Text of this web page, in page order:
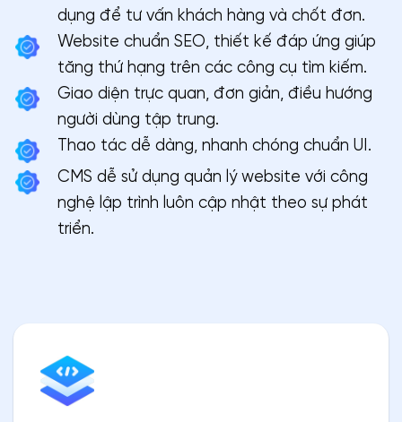
dụng để tư vấn khách hàng và chốt đơn.
Website chuẩn SEO, thiết kế đáp ứng giúp
tăng thứ hạng trên các công cụ tìm kiếm.
Giao diện trực quan, đơn giản, điều hướng
người dùng tập trung.
Thao tác dễ dàng, nhanh chóng chuẩn UI.
CMS dễ sử dụng quản lý website với công
nghệ lập trình luôn cập nhật theo sự phát
triển.